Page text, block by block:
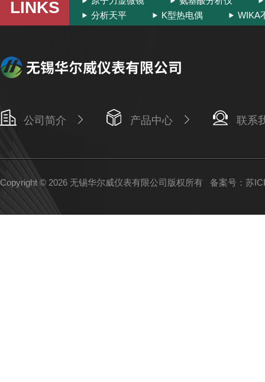
LINKS
分析天平
K型热电偶 WIKA
公司简介 产品中心 联系
Copyright © 2026 无锡华尔威仪表有限公司版权所有 备案号：苏